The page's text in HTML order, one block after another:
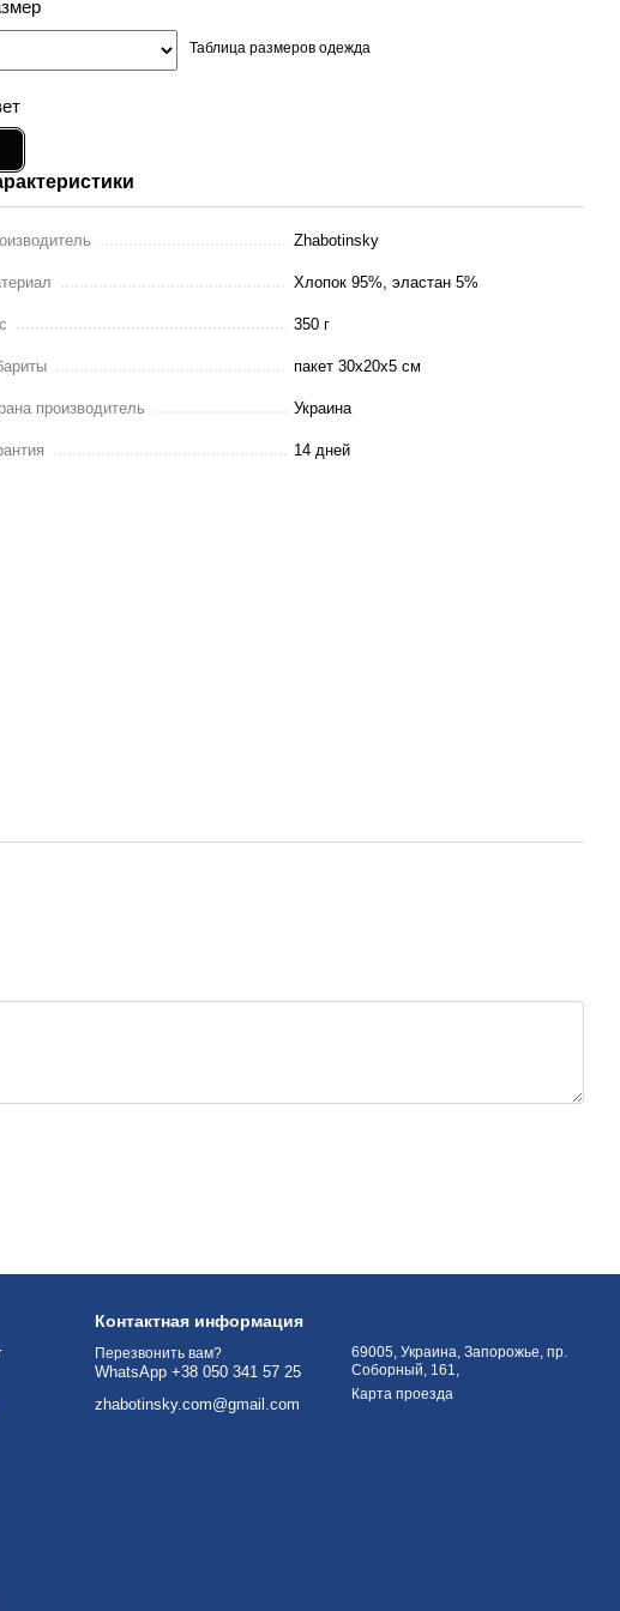
Таблица размеров одежда
Zhabotinsky
Хлопок 95%, эластан 5%
350 г
пакет 30х20х5 см
производитель Украина
14 дней
Контактная информация
Перезвонить вам?
WhatsApp +38 050 341 57 25
zhabotinsky.com@gmail.com
69005, Украина, Запорожье, пр.
Соборный, 161,
Карта проезда